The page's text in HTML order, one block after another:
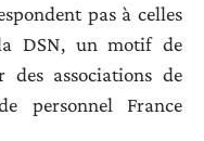
pas à celles
la DSN, un motif de
des associations de
personnel France